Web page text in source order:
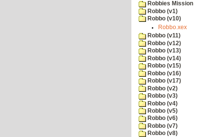
Robbies Mission
Robbo (v1)
Robbo (v10)
Robbo.xex
Robbo (v11)
Robbo (v12)
Robbo (v13)
Robbo (v14)
Robbo (v15)
Robbo (v16)
Robbo (v17)
Robbo (v2)
Robbo (v3)
Robbo (v4)
Robbo (v5)
Robbo (v6)
Robbo (v7)
Robbo (v8)